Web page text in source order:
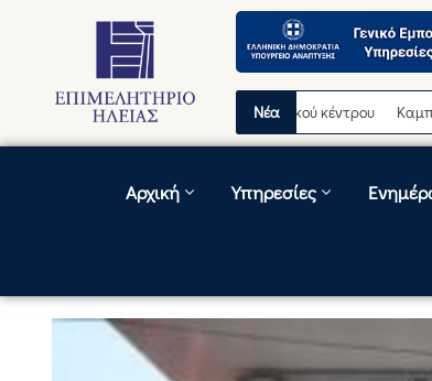
Νέα
διακοπή λειτουργίας τηλεφωνικού κέντρου Καμπάνια
Αρχική Υπηρεσίες